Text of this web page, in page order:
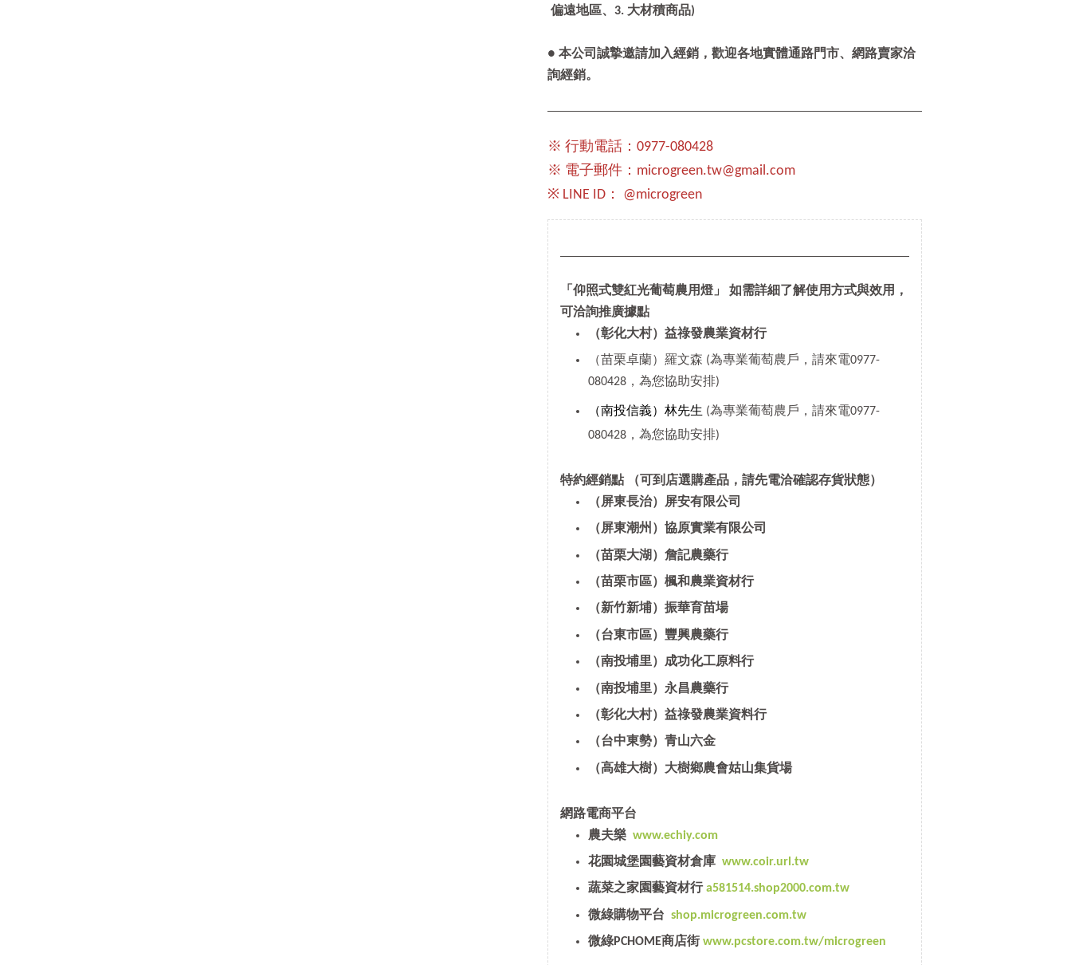
偏遠地區、3. 大材積商品)
● 本公司誠摯邀請加入經銷，歡迎各地實體通路門市、網路賣家洽
詢經銷。
※ 行動電話：0977-080428
※ 電子郵件：microgreen.tw@gmail.com
※ LINE ID： @microgreen
「仰照式雙紅光葡萄農用燈」 如需詳細了解使用方式與效用，
可洽詢推廣據點
（彰化大村）益祿發農業資材行
（苗栗卓蘭）羅文森 (為專業葡萄農戶，請來電0977-
080428，為您協助安排)
（南投信義）林先生 (為專業葡萄農戶，請來電0977-
080428，為您協助安排)
特約經銷點
（可到店選購產品，請先電洽確認存貨狀態）
（屏東長治）屏安有限公司
（屏東潮州）協原實業有限公司
（苗栗大湖）詹記農藥行
（苗栗市區）楓和農業資材行
（新竹新埔）振華育苗場
（台東市區）豐興農藥行
（南投埔里）成功化工原料行
（南投埔里）永昌農藥行
（彰化大村）益祿發農業資料行
（台中東勢）青山六金
（高雄大樹）大樹鄉農會姑山集貨場
網路電商平台
農夫樂 www.echiy.com
花園城堡園藝資材倉庫 www.coir.url.tw
蔬菜之家園藝資材行a581514.shop2000.com.tw
微綠購物平台 shop.microgreen.com.tw
微綠PCHOME商店街 www.pcstore.com.tw/microgreen